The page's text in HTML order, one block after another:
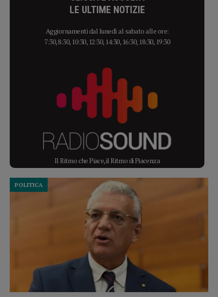
LE ULTIME NOTIZIE
Aggiornamenti dal lunedì al sabato alle ore:
7:30, 8:30, 10:30, 12:30, 14:30, 16:30, 18:30, 19:30
Il Ritmo che Piace, il Ritmo di Piacenza
POLITICA